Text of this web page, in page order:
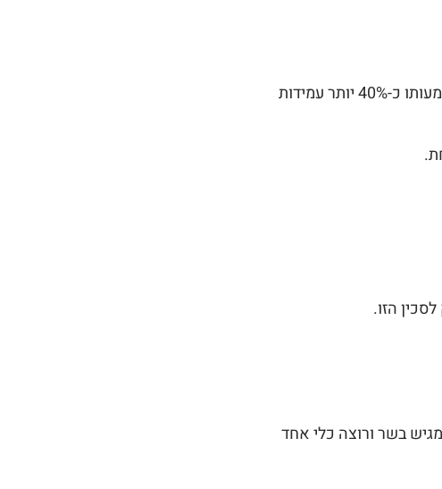
פלדת קרבון איכותית בדירוג קשיחות HRC 59 - מד רוקוול גבוה במיוחד, שמשמעותו כ-40% יותר עמידות
בשר ורוצה כלי אחד